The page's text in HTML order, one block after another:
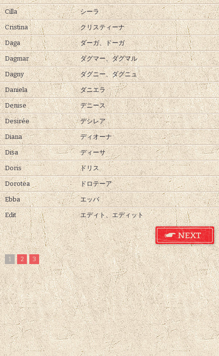
Cilla シーラ
Cristina クリスティーナ
Daga ダーガ、ドーガ
Dagmar ダグマー、ダグマル
Dagny ダグニー、ダグニュ
Daniela ダニエラ
Denise デニース
Desirée デシレア
Diana ディオーナ
Disa ディーサ
Doris ドリス
Dorotea ドロテーア
Ebba エッバ
Edit エディト、 エディット
1 2 3